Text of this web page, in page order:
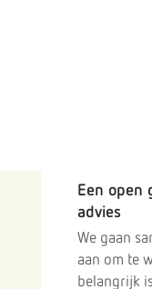
Een open
advies
We gaan
aan om te
belangrijk